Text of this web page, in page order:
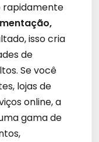
rapidamente
isso cria
de
Se você
lojas de
online, a
gama de